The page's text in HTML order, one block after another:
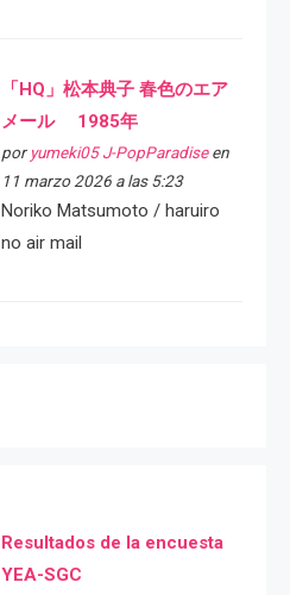
「HQ」松本典子 春色のエア
メール 1985年
por yumeki05 J-PopParadiseen
11 marzo 2026 a las 5:23
Noriko Matsumoto / haruiro
no air mail
Resultados de la encuesta
YEA-SGC